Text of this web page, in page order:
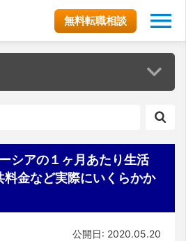
無料転職相談
シアの１ヶ月あたり生活
金など実際にいくらかか
公開日: 2020.05.20